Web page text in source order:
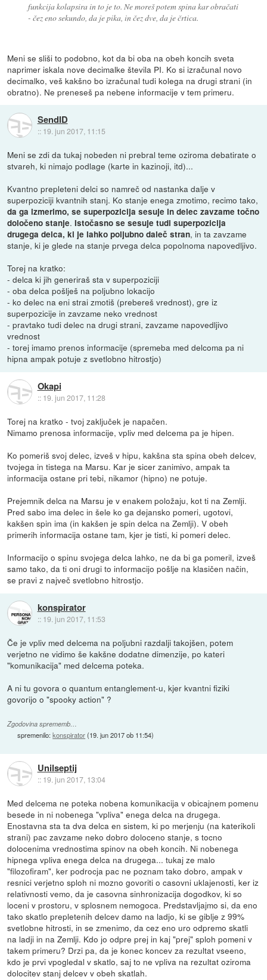
funkcija kolapsira in to je to. Ne moreš potem spina kar obračati
- čez eno sekundo, da je pika, in čez dve, da je črtica.
Meni se sliši to podobno, kot da bi oba na obeh koncih sveta
naprimer iskala nove decimalke števila PI. Ko si izračunal novo
decimalko, veš kakšno bo izračunal tudi kolega na drugi strani (in
obratno). Ne preneseš pa nebene informacije v tem primeru.
SendID
:: 19. jun 2017, 11:15
Meni se zdi da tukaj nobeden ni prebral teme oziroma debatirate o
stvareh, ki nimajo podlage (karte in kazinoji, itd)...
Kvantno prepleteni delci so namreč od nastanka dalje v
superpoziciji kvantnih stanj. Ko stanje enega zmotimo, recimo tako,
da ga izmerimo, se superpozicija sesuje in delec zavzame točno
določeno stanje.Istočasno se sesuje tudi superpozicija
drugega delca, ki je lahko poljubno daleč stran, in ta zavzame
stanje, ki je glede na stanje prvega delca popolnoma napovedljivo.
Torej na kratko:
- delca ki jih generiraš sta v superpoziciji
- oba delca pošlješ na poljubno lokacijo
- ko delec na eni strai zmotiš (prebereš vrednost), gre iz
superpozicije in zavzame neko vrednost
- pravtako tudi delec na drugi strani, zavzame napovedljivo
vrednost
- torej imamo prenos informacije (spremeba med delcoma pa ni
hipna ampak potuje z svetlobno hitrostjo)
Okapi
:: 19. jun 2017, 11:28
Torej na kratko - tvoj zaključek je napačen.
Nimamo prenosa informacije, vpliv med delcema pa je hipen.
Ko pomeriš svoj delec, izveš v hipu, kakšna sta spina obeh delcev,
tvojega in tistega na Marsu. Kar je sicer zanimivo, ampak ta
informacija ostane pri tebi, nikamor (hipno) ne potuje.
Prejemnik delca na Marsu je v enakem položaju, kot ti na Zemlji.
Pred sabo ima delec in šele ko ga dejansko pomeri, ugotovi,
kakšen spin ima (in kakšen je spin delca na Zemlji). V obeh
primerih informacija ostane tam, kjer je tisti, ki pomeri delec.
Informacijo o spinu svojega delca lahko, ne da bi ga pomeril, izveš
samo tako, da ti oni drugi to informacijo pošlje na klasičen način,
se pravi z največ svetlobno hitrostjo.
konspirator
:: 19. jun 2017, 11:53
Če je vpliv med delcema na poljubni razdalji takojšen, potem
verjetno ne vidimo še kakšne dodatne dimenzije, po kateri
"komunikacija" med delcema poteka.
A ni tu govora o quantum entanglement-u, kjer kvantni fiziki
govorijo o "spooky action" ?
Zgodovina sprememb…
spremenilo:konspirator(19. jun 2017 ob 11:54)
Unilseptij
:: 19. jun 2017, 13:04
Med delcema ne poteka nobena komunikacija v obicajnem pomenu
besede in ni nobenega "vpliva" enega delca na drugega.
Enostavna sta ta dva delca en sistem, ki po merjenju (na katerikoli
strani) pac zavzame neko dobro doloceno stanje, s tocno
dolocenima vrednostima spinov na obeh koncih. Ni nobenega
hipnega vpliva enega delca na drugega... tukaj ze malo
"filozofiram", ker podrocja pac ne poznam tako dobro, ampak v
resnici verjetno sploh ni mozno govoriti o casovni uklajenosti, ker iz
relativnosti vemo, da je casovna sinhronizacija dogodkov, ki so
loceni v prostoru, v splosnem nemogoca. Predstavljajmo si, da eno
tako skatlo prepletenih delcev damo na ladjo, ki se giblje z 99%
svetlobne hitrosti, in se zmenimo, da cez eno uro odpremo skatli
na ladji in na Zemlji. Kdo jo odpre prej in kaj "prej" sploh pomeni v
takem primeru? Drzi pa, da je konec koncev za rezultat vseeno,
kdo je prvi vpogledal v skatlo, saj to ne vpliva na rezultat oziroma
dolocitev stanj delcev v obeh skatlah.